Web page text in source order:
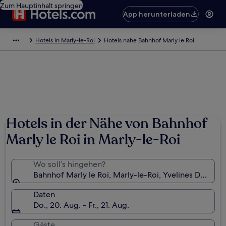
Zum Hauptinhalt springen
App herunterladen
Hotels in Marly-le-Roi Hotels nahe Bahnhof Marly le Roi
Hotels in der Nähe von Bahnhof
Marly le Roi in Marly-le-Roi
Wo soll’s hingehen?
Bahnhof Marly le Roi, Marly-le-Roi, Yvelines
Daten
Do., 20. Aug. - Fr., 21. Aug.